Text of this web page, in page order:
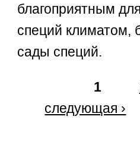
благоприятным
специй климатом,
сады специй.
1
следующая ›